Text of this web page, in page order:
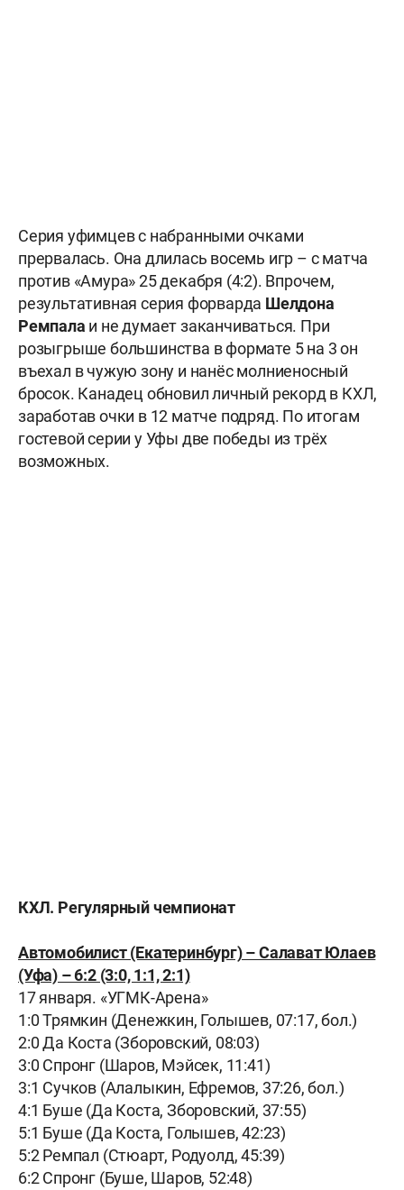
Серия уфимцев с набранными очками
прервалась. Она длилась восемь игр – с матча
против «Амура» 25 декабря (4:2). Впрочем,
результативная серия форварда Шелдона
Ремпала и не думает заканчиваться. При
розыгрыше большинства в формате 5 на 3 он
въехал в чужую зону и нанёс молниеносный
бросок. Канадец обновил личный рекорд в КХЛ,
заработав очки в 12 матче подряд. По итогам
гостевой серии у Уфы две победы из трёх
возможных.
КХЛ. Регулярный чемпионат
Автомобилист (Екатеринбург) – Салават Юлаев
(Уфа) – 6:2 (3:0, 1:1, 2:1)
17 января. «УГМК-Арена»
1:0 Трямкин (Денежкин, Голышев, 07:17, бол.)
2:0 Да Коста (Зборовский, 08:03)
3:0 Спронг (Шаров, Мэйсек, 11:41)
3:1 Сучков (Алалыкин, Ефремов, 37:26, бол.)
4:1 Буше (Да Коста, Зборовский, 37:55)
5:1 Буше (Да Коста, Голышев, 42:23)
5:2 Ремпал (Стюарт, Родуолд, 45:39)
6:2 Спронг (Буше, Шаров, 52:48)